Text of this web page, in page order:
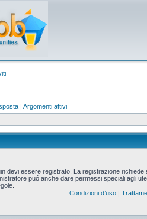
| Argomenti attivi
devi essere registrato. La registrazione
puó anche dare permessi speciali agli
Condizioni d’uso |